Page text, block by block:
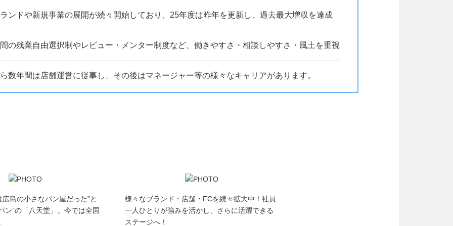
ンドや新規事業の展開が続々開始しており、25年度は昨年を更新し、過去最大増収を達成
の残業自由選択制やレビュー・メンター制度など、働きやすさ・相談しやすさ・風土を重視
数年間は店舗運営に従事し、その後はマネージャー等の様々なキャリアがあります。
島の小さなパン屋だった”と
ン”の「八天堂」。今では全国
様々なブランド・店舗・FCを続々拡大中！社員
一人ひとりが強みを活かし、さらに活躍できる
ステージへ！